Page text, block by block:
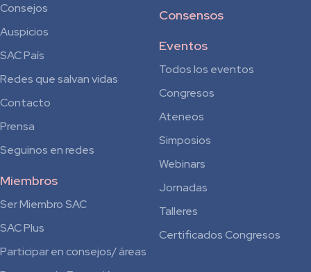
Consejos
Auspicios
SAC País
Redes que salvan vidas
Contacto
Prensa
Seguinos en redes
Miembros
Ser Miembro SAC
SAC Plus
Participar en consejos/ áreas
Consensos
Eventos
Todos los eventos
Congresos
Ateneos
Simposios
Webinars
Jornadas
Talleres
Certificados Congresos